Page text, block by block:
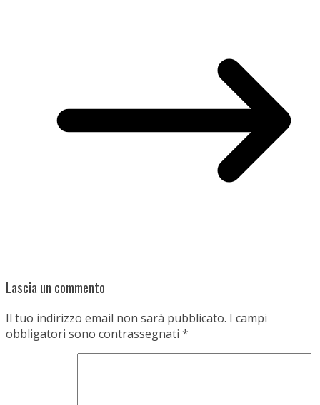
Lascia un commento
Il tuo indirizzo email non sarà pubblicato. I campi
obbligatori sono contrassegnati *